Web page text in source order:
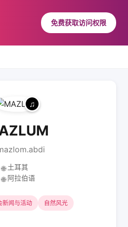
免费获取访问权限
🌐 土耳其
🌐 阿拉伯语
新闻与活动 自然风光